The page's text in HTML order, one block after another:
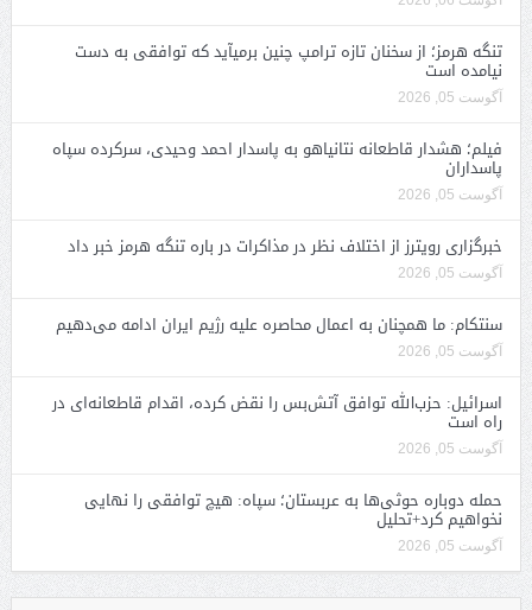
تنگه هرمز؛ از سخنان تازه ترامپ چنین برمیآید که توافقی به دست
نیامده است
آگوست 05, 2026
فیلم؛ هشدار قاطعانه نتانیاهو به پاسدار احمد وحیدی، سرکرده سپاه
پاسداران
آگوست 05, 2026
خبرگزاری رویترز از اختلاف نظر در مذاکرات در باره تنگه هرمز خبر داد
آگوست 05, 2026
سنتکام: ما همچنان به اعمال محاصره علیه رژیم ایران ادامه می‌دهیم
آگوست 05, 2026
اسرائیل: حزب‌الله توافق آتش‌بس را نقض کرده، اقدام قاطعانه‌ای در
راه است
آگوست 05, 2026
حمله دوباره حوثی‌ها به عربستان؛ سپاه: هیچ توافقی را نهایی
نخواهیم کرد+تحلیل
آگوست 05, 2026